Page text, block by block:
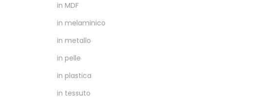
in MDF
in melaminico
in metallo
in pelle
in plastica
in tessuto